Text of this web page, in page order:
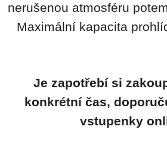
nerušenou atmosféru
Maximální kapacita
Je zapotřebí si
konkrétní čas,
vstupenky